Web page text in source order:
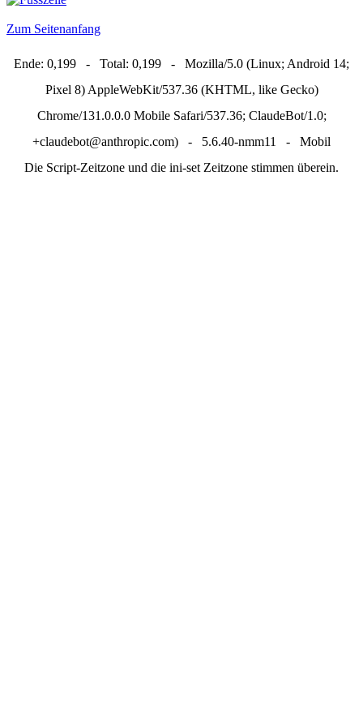
Zum Seitenanfang
Ende: 0,199 - Total: 0,199 - Mozilla/5.0 (Linux; Android 14;
Pixel 8) AppleWebKit/537.36 (KHTML, like Gecko)
Chrome/131.0.0.0 Mobile Safari/537.36; ClaudeBot/1.0;
+claudebot@anthropic.com) - 5.6.40-nmm11 - Mobil
Die Script-Zeitzone und die ini-set Zeitzone stimmen überein.